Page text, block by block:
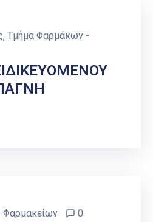
‚ Τμήμα Φαρμάκων -
0